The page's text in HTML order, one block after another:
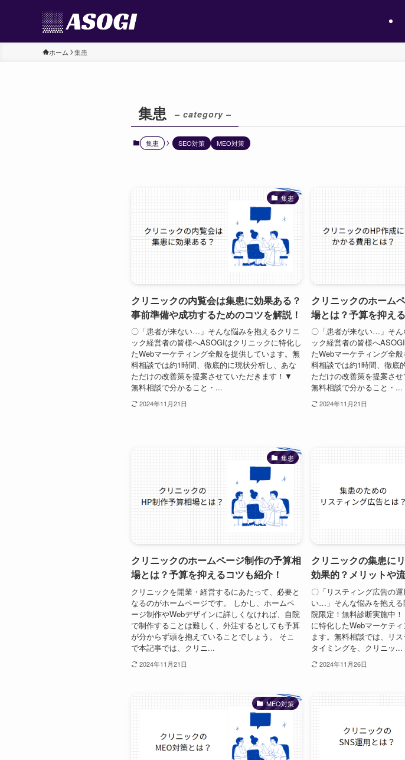
ホーム 集患
集患 – category –
集患 SEO対策 MEO対策
集患
クリニックの内覧会は集患に効果ある？
事前準備や成功するためのコツを解説！
〇「患者が来ない…」そんな悩みを抱えるクリニ
ック経営者の皆様へASOGIはクリニックに特化し
たWebマーケティング全般を提供しています。無
料相談では約1時間、徹底的に現状分析し、あな
ただけの改善策を提案させていただきます！▼
無料相談で分かること・...
2024年11月21日
クリニックのホーム
場とは？予算を抑え
〇「患者が来ない…」そ
ック経営者の皆様へ
たWebマーケティング全
料相談では約1時間、徹底
ただけの改善策を提案さ
無料相談で分かること・...
2024年11月21日
集患
クリニックのホームページ制作の予算相
場とは？予算を抑えるコツも紹介！
クリニックを開業・経営するにあたって、必要と
なるのがホームページです。 しかし、ホームペ
ージ制作やWebデザインに詳しくなければ、自院
で制作することは難しく、外注するとしても予算
が分からず頭を抱えていることでしょう。 そこ
で本記事では、クリニ...
2024年11月21日
クリニックの集患に
効果的？メリットや
〇「リスティング広告の
い…」そんな悩みを抱え
院限定！無料診断実施中
に特化したWebマーケテ
ます。無料相談では、リ
タイミングを、クリニッ...
2024年11月26日
MEO対策